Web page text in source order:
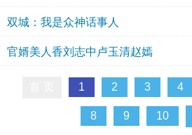
双城：我是众神话事人
官婿美人香刘志中卢玉清赵嫣
1 2 3 4
8 9 10